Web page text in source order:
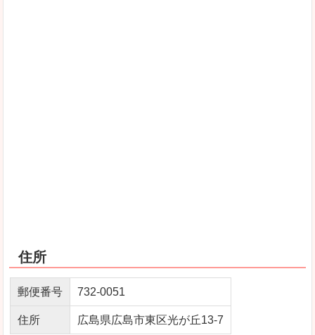
住所
郵便番号 732‐0051
住所 広島県広島市東区光が丘13-7